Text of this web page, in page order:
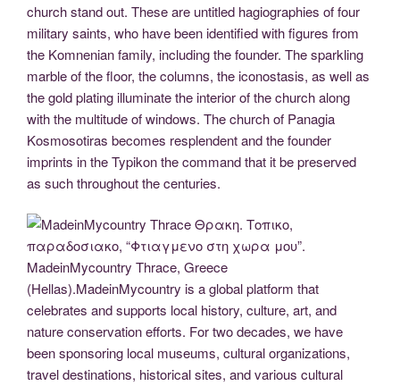
church stand out. These are untitled hagiographies of four
military saints, who have been identified with figures from
the Komnenian family, including the founder. The sparkling
marble of the floor, the columns, the iconostasis, as well as
the gold plating illuminate the interior of the church along
with the multitude of windows. The church of Panagia
Kosmosotiras becomes resplendent and the founder
imprints in the Typikon the command that it be preserved
as such throughout the centuries.